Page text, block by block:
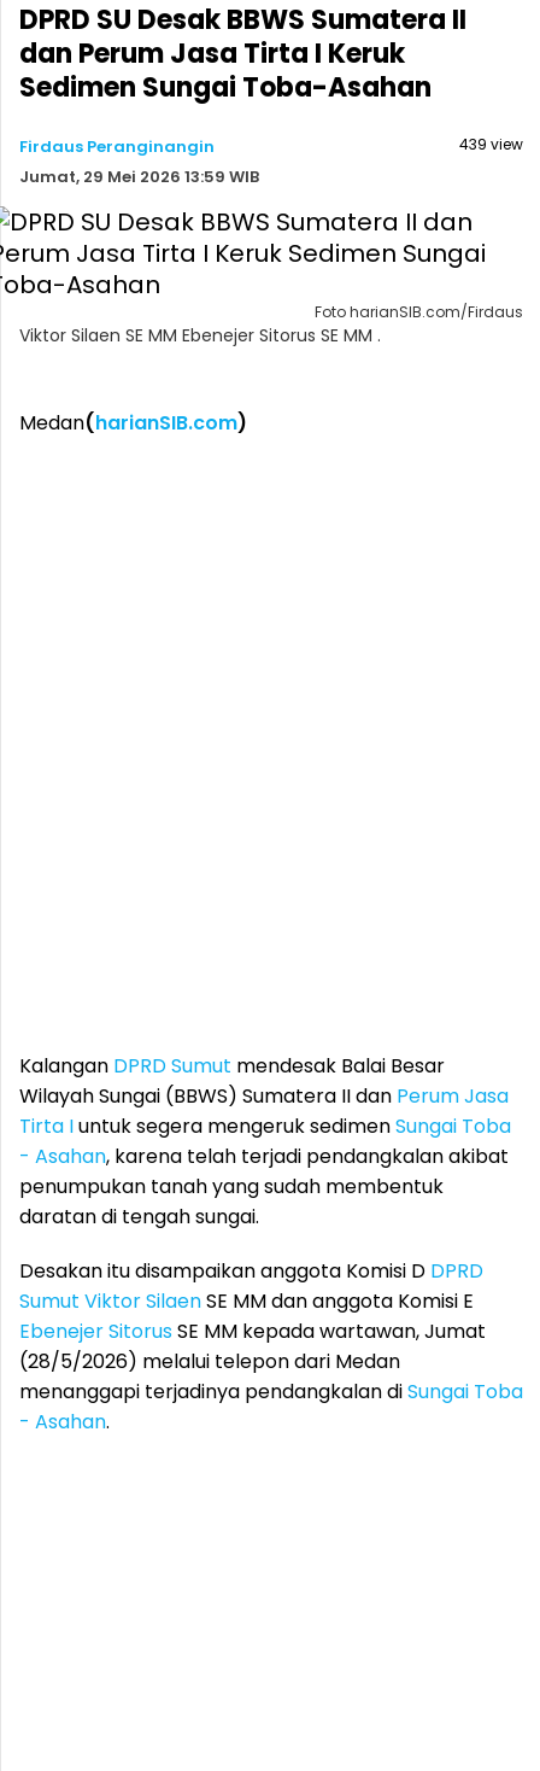
DPRD SU Desak BBWS Sumatera II
dan Perum Jasa Tirta I Keruk
Sedimen Sungai Toba-Asahan
Firdaus Peranginangin
Jumat, 29 Mei 2026 13:59 WIB
439 view
Foto harianSIB.com/Firdaus
Viktor Silaen SE MM Ebenejer Sitorus SE MM .
Medan(harianSIB.com)
Kalangan DPRD Sumut mendesak Balai Besar
Wilayah Sungai (BBWS) Sumatera II dan Perum Jasa
Tirta Iuntuk segera mengeruk sedimenSungai Toba
- Asahan, karena telah terjadi pendangkalan akibat
penumpukan tanah yang sudah membentuk
daratan di tengah sungai.
Desakan itu disampaikan anggota Komisi D DPRD
Sumut Viktor SilaenSE MM dan anggota Komisi E
Ebenejer SitorusSE MM kepada wartawan, Jumat
(28/5/2026) melalui telepon dari Medan
menanggapi terjadinya pendangkalan diSungai Toba
- Asahan.